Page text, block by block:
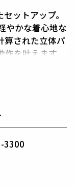
ットアップ。
やかな着心地な
算された立体パ
作を叶えます。
は、
ます。
ウグァーレト
として世界中
3300